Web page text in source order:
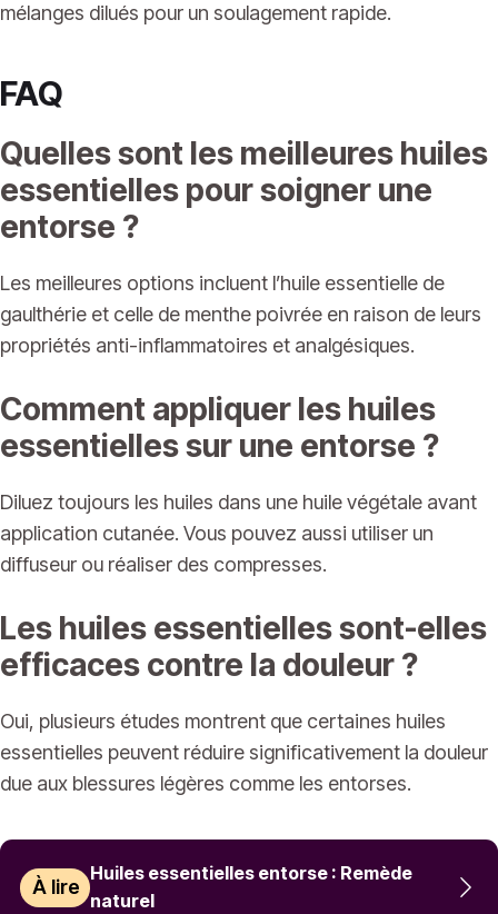
mélanges dilués pour un soulagement rapide.
FAQ
Quelles sont les meilleures huiles
essentielles pour soigner une
entorse ?
Les meilleures options incluent l’huile essentielle de
gaulthérie et celle de menthe poivrée en raison de leurs
propriétés anti-inflammatoires et analgésiques.
Comment appliquer les huiles
essentielles sur une entorse ?
Diluez toujours les huiles dans une huile végétale avant
application cutanée. Vous pouvez aussi utiliser un
diffuseur ou réaliser des compresses.
Les huiles essentielles sont-elles
efficaces contre la douleur ?
Oui, plusieurs études montrent que certaines huiles
essentielles peuvent réduire significativement la douleur
due aux blessures légères comme les entorses.
À lire
Huiles essentielles entorse : Remède
naturel